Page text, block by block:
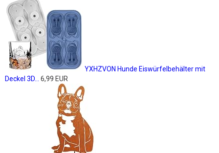
YXHZVON Hunde Eiswürfelbehälter mit
Deckel 3D...
6,99 EUR